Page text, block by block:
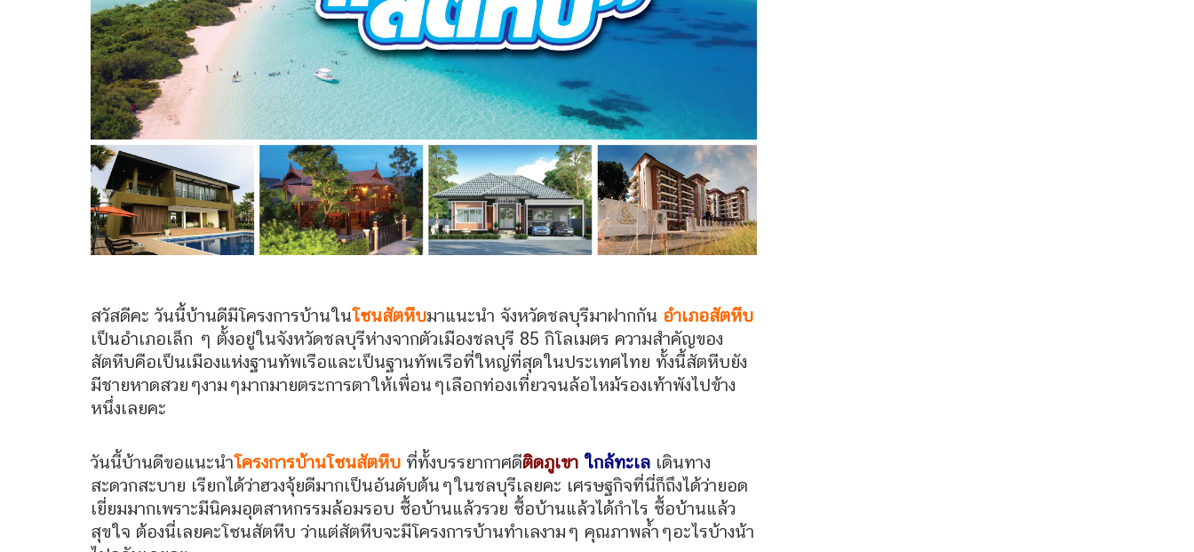
สวัสดีคะ วันนี้บ้านดีมีโครงการบ้านในโซนสัตหีบมาแนะนำ จังหวัดชลบุรีมาฝากกัน อำเภอสัตหีบ
เป็นอำเภอเล็ก ๆ ตั้งอยู่ในจังหวัดชลบุรีห่างจากตัวเมืองชลบุรี 85 กิโลเมตร ความสำคัญของ
สัตหีบคือเป็นเมืองแห่งฐานทัพเรือและเป็นฐานทัพเรือที่ใหญ่ที่สุดในประเทศไทย ทั้งนี้สัตหีบยัง
มีชายหาดสวยๆงามๆมากมายตระการตาให้เพื่อนๆเลือกท่องเที่ยวจนล้อไหม้รองเท้าพังไปข้าง
หนึ่งเลยคะ
วันนี้บ้านดีขอแนะนำโครงการบ้านโซนสัตหีบ ที่ทั้งบรรยากาศดีติดภูเขา ใกล้ทะเล เดินทาง
สะดวกสะบาย เรียกได้ว่าฮวงจุ้ยดีมากเป็นอันดับต้นๆในชลบุรีเลยคะ เศรษฐกิจที่นี่ก็ถึงได้ว่ายอด
เยี่ยมมากเพราะมีนิคมอุตสาหกรรมล้อมรอบ ซื้อบ้านแล้วรวย ซื้อบ้านแล้วได้กำไร ซื้อบ้านแล้ว
สุขใจ ต้องนี่เลยคะโซนสัตหีบ ว่าแต่สัตหีบจะมีโครงการบ้านทำเลงามๆ คุณภาพล้ำๆอะไรบ้างน้า